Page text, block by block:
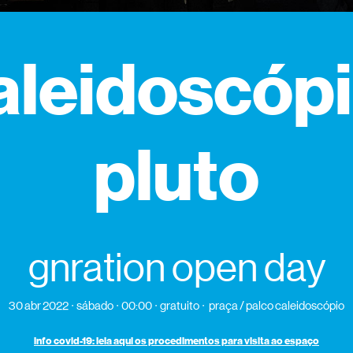
pluto
gnration open day
30 abr 2022 sábado 00:00 gratuito praça / palco caleidoscópio
info covid-19: leia aqui os procedimentos para visita ao espaço